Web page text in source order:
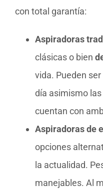
con total garantía:
Aspiradoras
clásicas o bien
vida. Pueden
día asimismo
cuentan con
Aspiradoras de
opciones
la actualidad.
manejables. Al